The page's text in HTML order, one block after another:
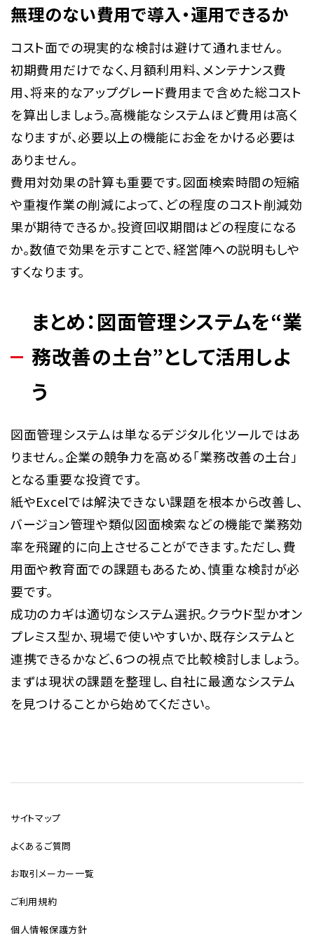
無理のない費用で導入・運用できるか
コスト面での現実的な検討は避けて通れません。
初期費用だけでなく、月額利用料、メンテナンス費
用、将来的なアップグレード費用まで含めた総コスト
を算出しましょう。高機能なシステムほど費用は高く
なりますが、必要以上の機能にお金をかける必要は
ありません。
費用対効果の計算も重要です。図面検索時間の短縮
や重複作業の削減によって、どの程度のコスト削減効
果が期待できるか。投資回収期間はどの程度になる
か。数値で効果を示すことで、経営陣への説明もしや
すくなります。
まとめ：図面管理システムを“業
務改善の土台”として活用しよ
う
図面管理システムは単なるデジタル化ツールではあ
りません。企業の競争力を高める「業務改善の土台」
となる重要な投資です。
紙やExcelでは解決できない課題を根本から改善し、
バージョン管理や類似図面検索などの機能で業務効
率を飛躍的に向上させることができます。ただし、費
用面や教育面での課題もあるため、慎重な検討が必
要です。
成功のカギは適切なシステム選択。クラウド型かオン
プレミス型か、現場で使いやすいか、既存システムと
連携できるかなど、6つの視点で比較検討しましょう。
まずは現状の課題を整理し、自社に最適なシステム
を見つけることから始めてください。
サイトマップ
よくあるご質問
お取引メーカー一覧
ご利用規約
個人情報保護方針